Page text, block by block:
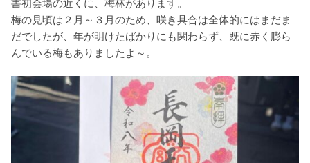
書初会場の近くに、梅林があります。
梅の見頃は２月～３月のため、咲き具合は全体的にはまだま
だでしたが、年が明けたばかりにも関わらず、既に赤く膨ら
んでいる梅もありましたよ～。